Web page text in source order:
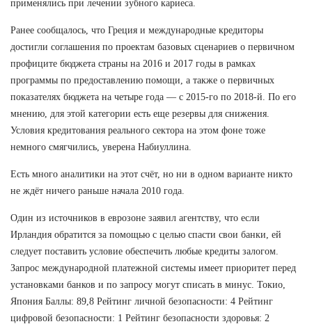
применялись при лечении зубного кариеса.
Ранее сообщалось, что Греция и международные кредиторы
достигли соглашения по проектам базовых сценариев о первичном
профиците бюджета страны на 2016 и 2017 годы в рамках
программы по предоставлению помощи, а также о первичных
показателях бюджета на четыре года — с 2015-го по 2018-й. По его
мнению, для этой категории есть еще резервы для снижения.
Условия кредитования реального сектора на этом фоне тоже
немного смягчились, уверена Набиуллина.
Есть много аналитики на этот счёт, но ни в одном варианте никто
не ждёт ничего раньше начала 2010 года.
Один из источников в еврозоне заявил агентству, что если
Ирландия обратится за помощью с целью спасти свои банки, ей
следует поставить условие обеспечить любые кредиты залогом.
Запрос международной платежной системы имеет приоритет перед
установками банков и по запросу могут списать в минус. Токио,
Япония Баллы: 89,8 Рейтинг личной безопасности: 4 Рейтинг
цифровой безопасности: 1 Рейтинг безопасности здоровья: 2